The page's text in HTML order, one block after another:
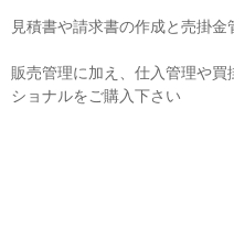
見積書や請求書の作成と売掛
販売管理に加え、仕入管理や
ショナルをご購入下さい